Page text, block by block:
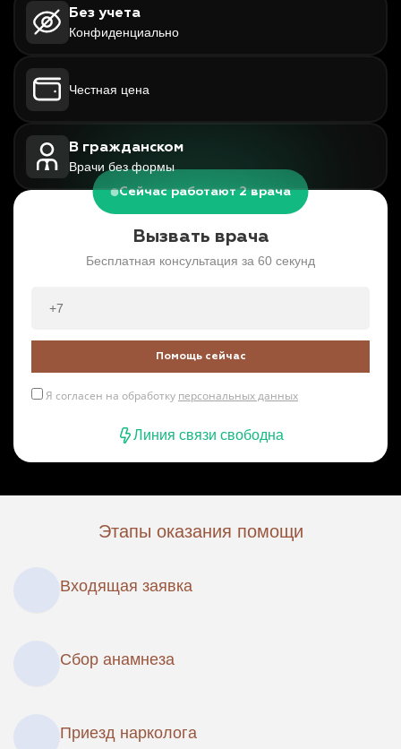
Без учета
Конфиденциально
Честная цена
В гражданском
Врачи без формы
Сейчас работают 2 врача
Вызвать врача
Бесплатная консультация за 60 секунд
Помощь сейчас
Я согласен на обработку персональных данных
Линия связи свободна
Этапы оказания помощи
Входящая заявка
Сбор анамнеза
Приезд нарколога